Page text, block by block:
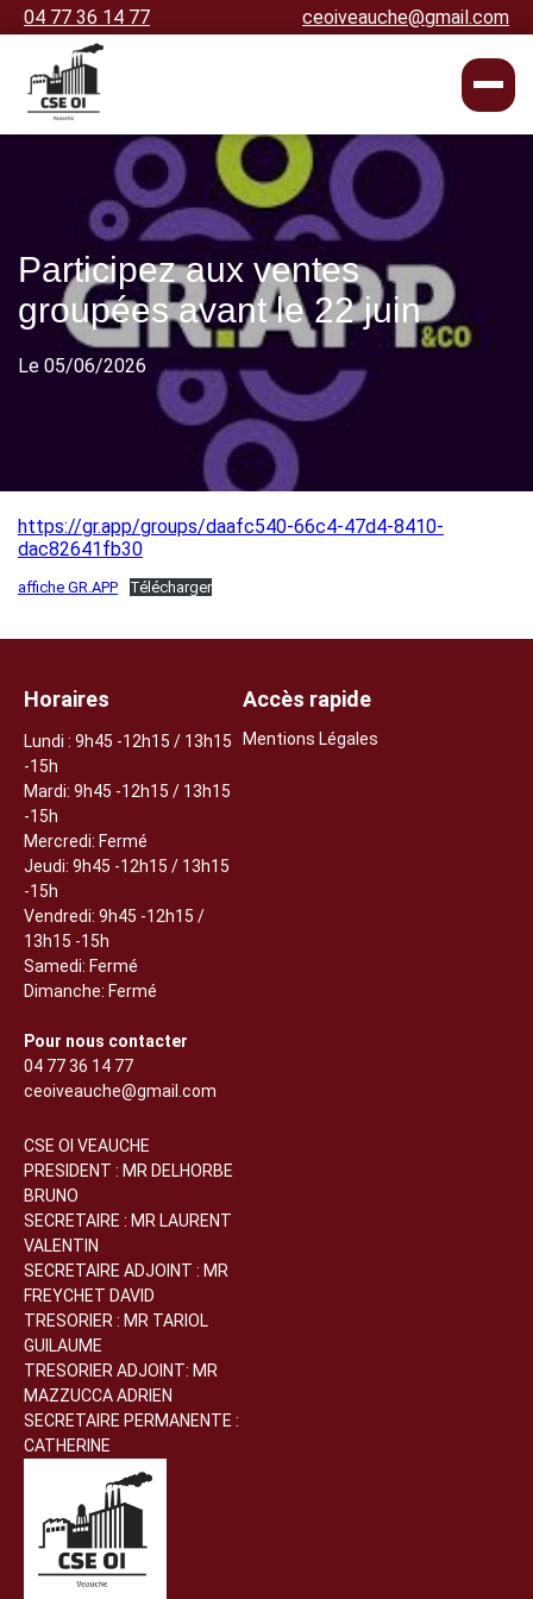
04 77 36 14 77 ceoiveauche@gmail.com
Participez aux ventes
groupées avant le 22 juin
Le 05/06/2026
https://gr.app/groups/daafc540-66c4-47d4-8410-
dac82641fb30
affiche GR.APP Télécharger
Horaires
Lundi : 9h45 -12h15 / 13h15
-15h
Mardi: 9h45 -12h15 / 13h15
-15h
Mercredi: Fermé
Jeudi: 9h45 -12h15 / 13h15
-15h
Vendredi: 9h45 -12h15 /
13h15 -15h
Samedi: Fermé
Dimanche: Fermé
Pour nous contacter
04 77 36 14 77
ceoiveauche@gmail.com
CSE OI VEAUCHE
PRESIDENT : MR DELHORBE
BRUNO
SECRETAIRE : MR LAURENT
VALENTIN
SECRETAIRE ADJOINT : MR
FREYCHET DAVID
TRESORIER : MR TARIOL
GUILAUME
TRESORIER ADJOINT: MR
MAZZUCCA ADRIEN
SECRETAIRE PERMANENTE :
CATHERINE
Accès rapide
Mentions Légales